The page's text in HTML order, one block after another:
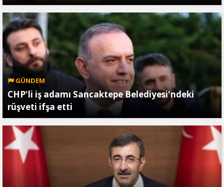
GÜNDEM
CHP'li iş adamı Sancaktepe Belediyesi'ndeki
rüşveti ifşa etti